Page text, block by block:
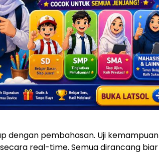
dengan pembahasan. Uji kemampuan
real-time. Semua dirancang biar